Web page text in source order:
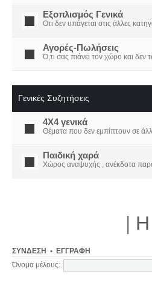
Εξοπλισμός Γενικά
Οτι δεν υπάγεται στις άλλες
Αγορές-Πωλήσεις
Ό,τι σας πιάνει τον χώρο και δεν
Γενικές Συζητήσεις
4X4 γενικά
Θέματα που δεν εμπίπτουν σε
Παιδική χαρά
Χώρος αναψυχής , ανέκδοτα
|
ΣΎΝΔΕΣΗ • ΕΓΓΡΑΦΉ
Όνομα μέλους: